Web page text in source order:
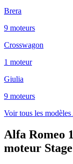
Brera
9 moteurs
Crosswagon
1 moteur
Giulia
9 moteurs
Voir tous les modèles
Alfa Romeo
moteur